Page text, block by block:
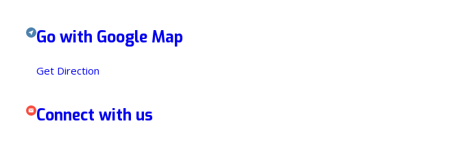
Go with Google Map
Get Direction
Connect with us